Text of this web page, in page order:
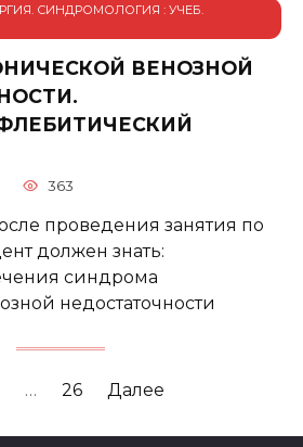
СИНДРОМОЛОГИЯ : УЧЕБ.
ВЕНОЗНОЙ
363
проведения занятия по
должен знать:
синдрома
недостаточности
… 26 Далее